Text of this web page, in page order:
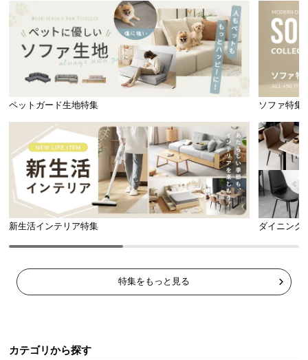
ペットガード生地特集 ソファ特集
新生活インテリア特集 ダイニング
特集をもっと見る
カテゴリから探す